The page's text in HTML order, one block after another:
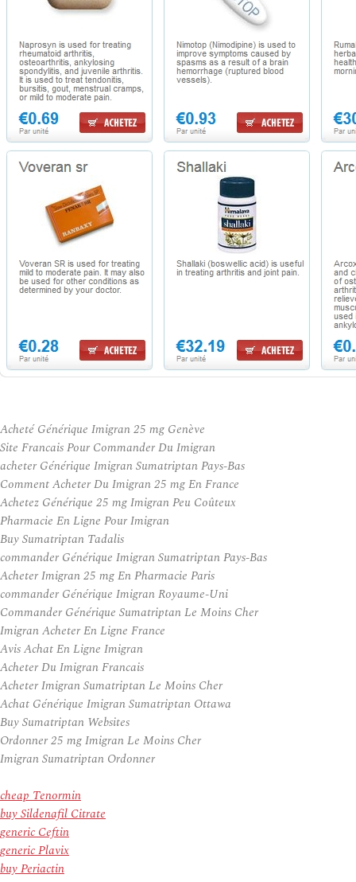
Acheté Générique Imigran 25 mg Genève
Site Francais Pour Commander Du Imigran
acheter Générique Imigran Sumatriptan Pays-Bas
Comment Acheter Du Imigran 25 mg En France
Achetez Générique 25 mg Imigran Peu Coûteux
Pharmacie En Ligne Pour Imigran
Buy Sumatriptan Tadalis
commander Générique Imigran Sumatriptan Pays-Bas
Acheter Imigran 25 mg En Pharmacie Paris
commander Générique Imigran Royaume-Uni
Commander Générique Sumatriptan Le Moins Cher
Imigran Acheter En Ligne France
Avis Achat En Ligne Imigran
Acheter Du Imigran Francais
Acheter Imigran Sumatriptan Le Moins Cher
Achat Générique Imigran Sumatriptan Ottawa
Buy Sumatriptan Websites
Ordonner 25 mg Imigran Le Moins Cher
Imigran Sumatriptan Ordonner
cheap Tenormin
buy Sildenafil Citrate
generic Ceftin
generic Plavix
buy Periactin